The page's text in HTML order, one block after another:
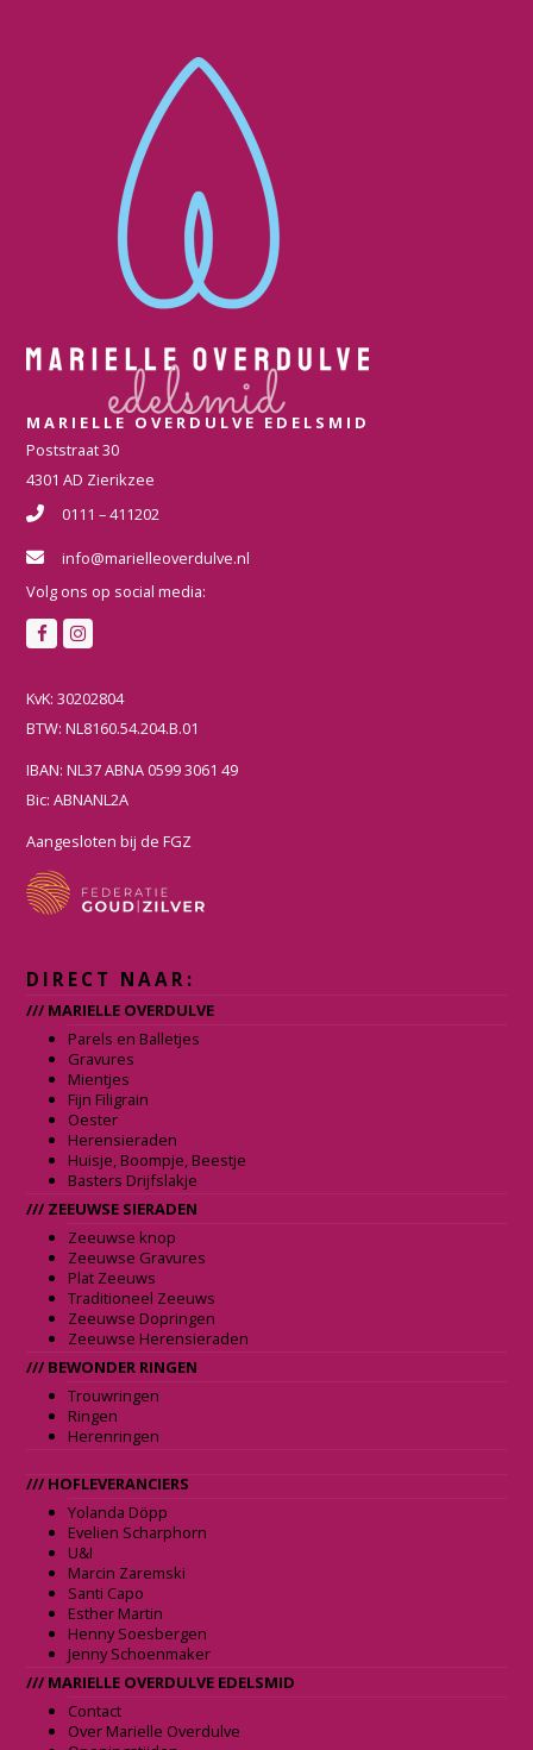
MARIELLE OVERDULVE EDELSMID
Poststraat 30
4301 AD Zierikzee
0111 – 411202
info@marielleoverdulve.nl
Volg ons op social media:
F
c
e
o
o
k
s
t
g
r
a
KvK: 30202804
BTW: NL8160.54.204.B.01
IBAN: NL37 ABNA 0599 3061 49
Bic: ABNANL2A
Aangesloten bij de FGZ
DIRECT NAAR:
/// MARIELLE OVERDULVE
Parels en Balletjes
Gravures
Mientjes
Fijn Filigrain
Oester
Herensieraden
Huisje, Boompje, Beestje
Basters Drijfslakje
/// ZEEUWSE SIERADEN
Zeeuwse knop
Zeeuwse Gravures
Plat Zeeuws
Traditioneel Zeeuws
Zeeuwse Dopringen
Zeeuwse Herensieraden
/// BEWONDER RINGEN
Trouwringen
Ringen
Herenringen
/// HOFLEVERANCIERS
Yolanda Döpp
Evelien Scharphorn
U&I
Marcin Zaremski
Santi Capo
Esther Martin
Henny Soesbergen
Jenny Schoenmaker
/// MARIELLE OVERDULVE EDELSMID
Contact
Over Marielle Overdulve